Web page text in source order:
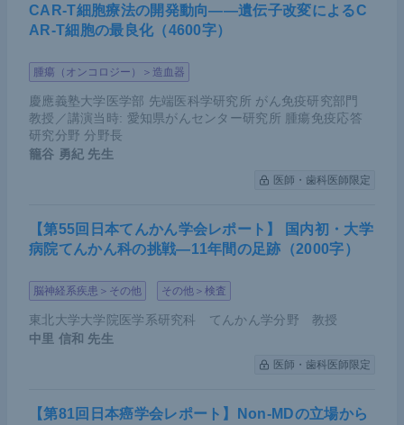
CAR-T細胞療法の開発動向――遺伝子改変によるC
AR-T細胞の最良化（4600字）
腫瘍（オンコロジー）＞造血器
慶應義塾大学医学部 先端医科学研究所 がん免疫研究部門
教授／講演当時: 愛知県がんセンター研究所 腫瘍免疫応答
研究分野 分野長
籠谷 勇紀 先生
医師・歯科医師限定
【第55回日本てんかん学会レポート】 国内初・大学
病院てんかん科の挑戦―11年間の足跡（2000字）
脳神経系疾患＞その他 その他＞検査
東北大学大学院医学系研究科 てんかん学分野 教授
中里 信和 先生
医師・歯科医師限定
【第81回日本癌学会レポート】Non-MDの立場から